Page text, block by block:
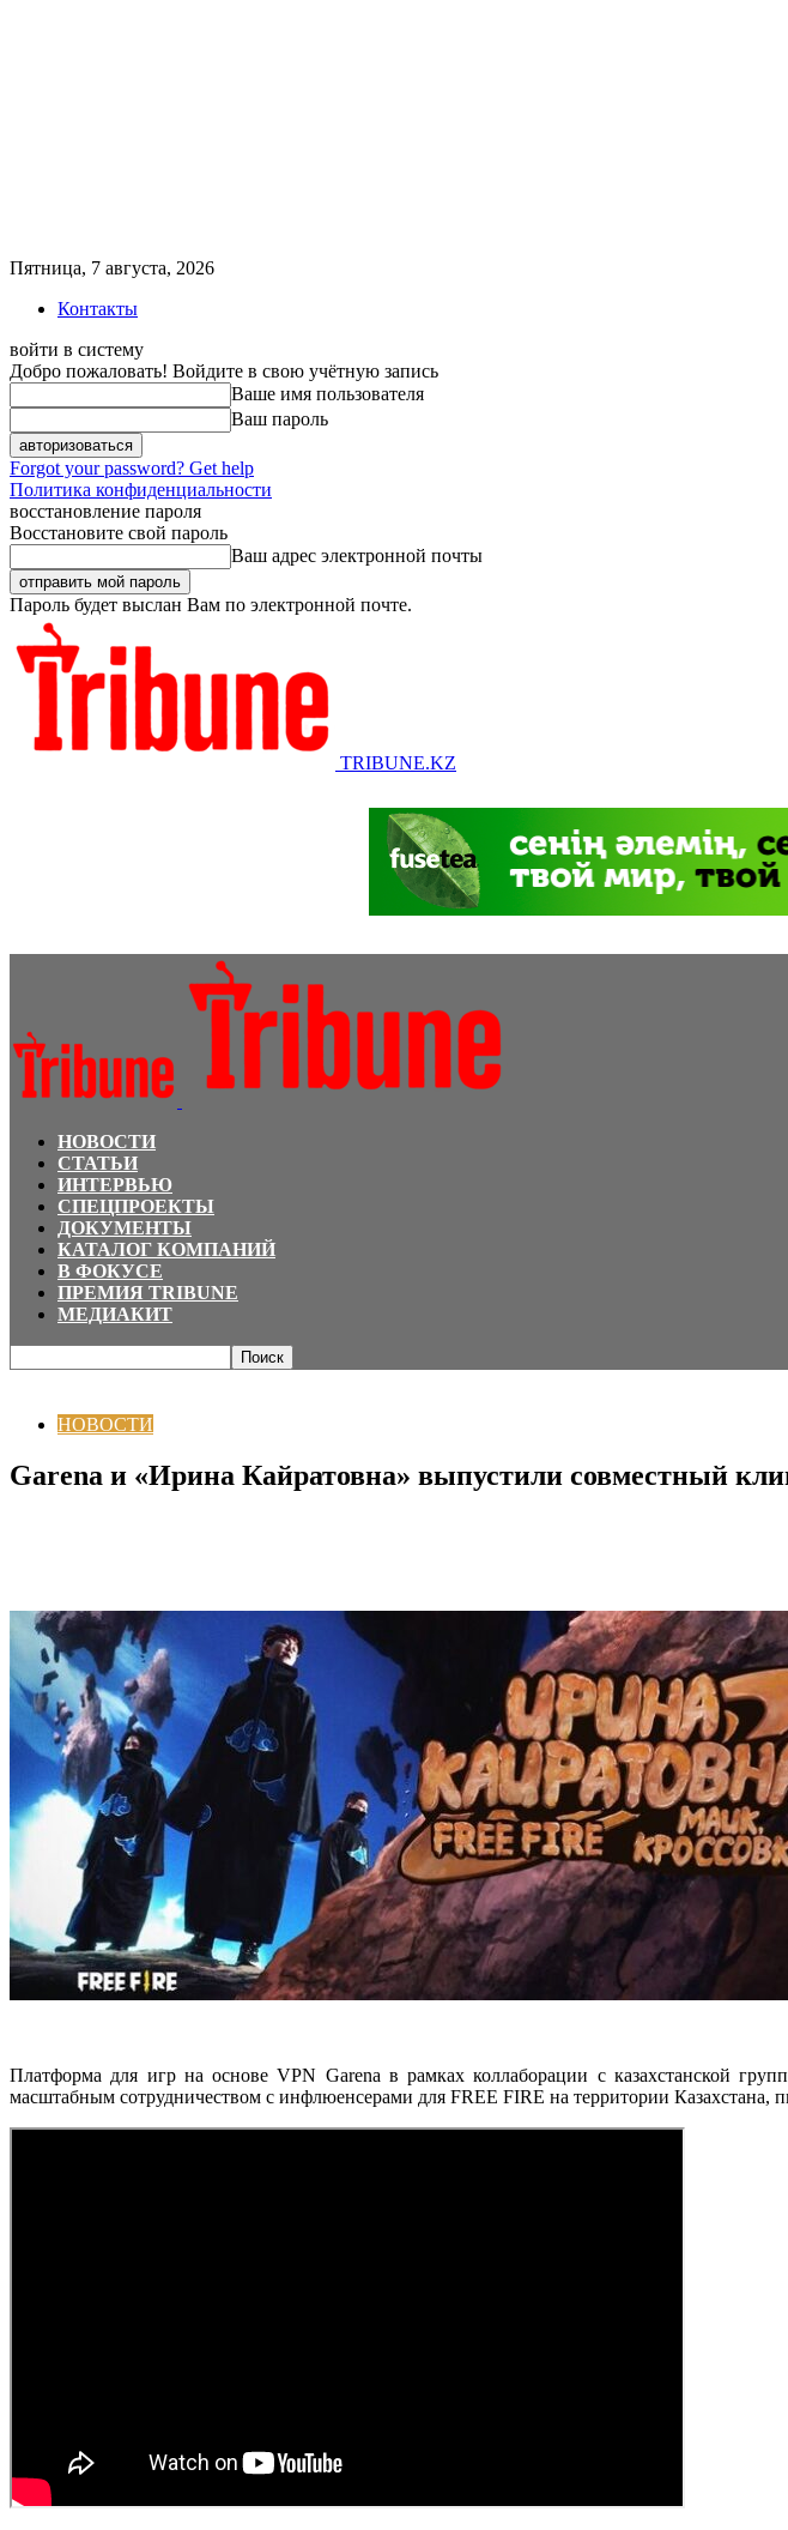
Пятница, 7 августа, 2026
Контакты
войти в систему
Добро пожаловать! Войдите в свою учётную запись
Ваше имя пользователя
Ваш пароль
Forgot your password? Get help
Политика конфиденциальности
восстановление пароля
Восстановите свой пароль
Ваш адрес электронной почты
Пароль будет выслан Вам по электронной почте.
TRIBUNE.KZ
НОВОСТИ
СТАТЬИ
ИНТЕРВЬЮ
СПЕЦПРОЕКТЫ
ДОКУМЕНТЫ
КАТАЛОГ КОМПАНИЙ
В ФОКУСЕ
ПРЕМИЯ TRIBUNE
МЕДИАКИТ
НОВОСТИ
Garena и «Ирина Кайратовна» выпустили совместный
Платформа для игр на основе VPN Garena в рамках коллаборации с казахстанской
масштабным сотрудничеством с инфлюенсерами для FREE FIRE на территории Казахстана,